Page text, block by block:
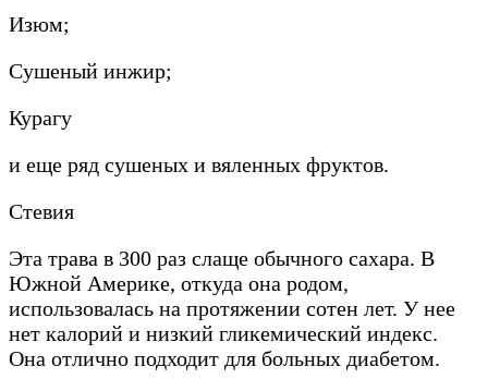
Изюм;
Сушеный инжир;
Курагу
и еще ряд сушеных и вяленных фруктов.
Стевия
Эта трава в 300 раз слаще обычного сахара. В
Южной Америке, откуда она родом,
использовалась на протяжении сотен лет. У нее
нет калорий и низкий гликемический индекс.
Она отлично подходит для больных диабетом.